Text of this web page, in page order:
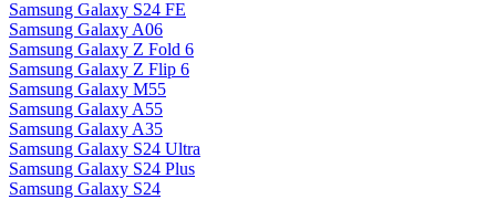
Samsung Galaxy S24 FE
Samsung Galaxy A06
Samsung Galaxy Z Fold 6
Samsung Galaxy Z Flip 6
Samsung Galaxy M55
Samsung Galaxy A55
Samsung Galaxy A35
Samsung Galaxy S24 Ultra
Samsung Galaxy S24 Plus
Samsung Galaxy S24